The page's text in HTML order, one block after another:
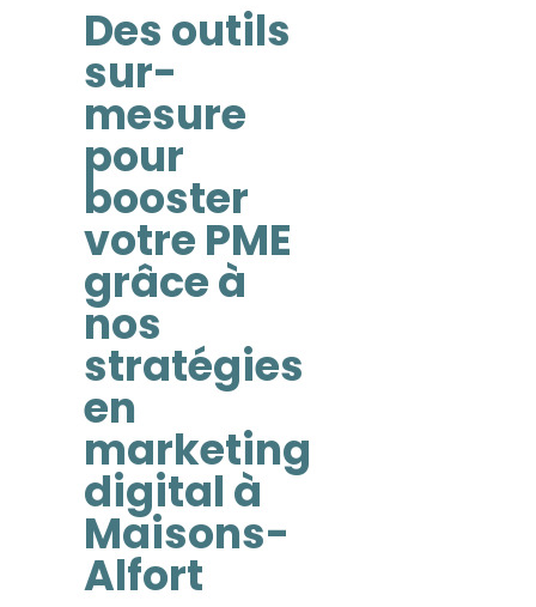
Des outils
sur-
mesure
pour
booster
votre PME
grâce à
nos
stratégies
en
marketing
digital à
Maisons-
Alfort